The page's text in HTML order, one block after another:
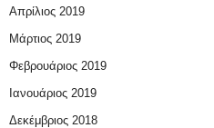
Απρίλιος 2019
Μάρτιος 2019
Φεβρουάριος 2019
Ιανουάριος 2019
Δεκέμβριος 2018